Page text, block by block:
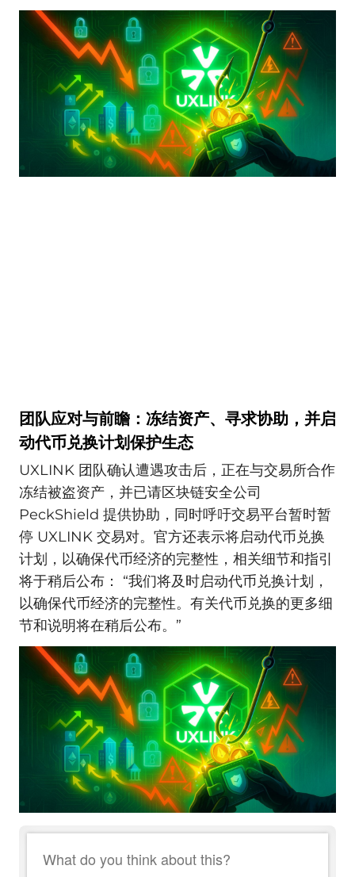
团队应对与前瞻：冻结资产、寻求协助，并启
动代币兑换计划保护生态
UXLINK 团队确认遭遇攻击后，正在与交易所合作
冻结被盗资产，并已请区块链安全公司
PeckShield 提供协助，同时呼吁交易平台暂时暂
停 UXLINK 交易对。官方还表示将启动代币兑换
计划，以确保代币经济的完整性，相关细节和指引
将于稍后公布： “我们将及时启动代币兑换计划，
以确保代币经济的完整性。有关代币兑换的更多细
节和说明将在稍后公布。”